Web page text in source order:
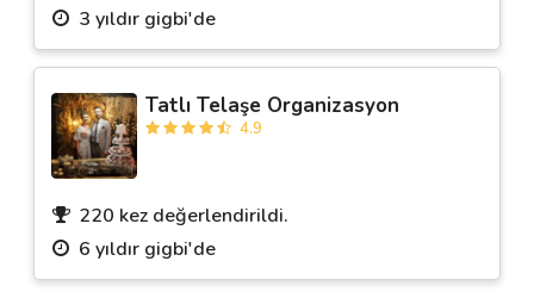
3 yıldır gigbi'de
Tatlı Telaşe Organizasyon
4.9
220 kez değerlendirildi.
6 yıldır gigbi'de